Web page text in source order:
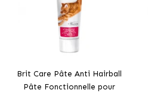
Brit Care Pâte Anti Hairball
Pâte Fonctionnelle pour